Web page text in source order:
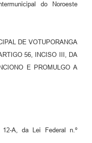
do Noroeste
DE VOTUPORANGA
56, INCISO III, DA
E PROMULGO A
A, da Lei Federal n.º